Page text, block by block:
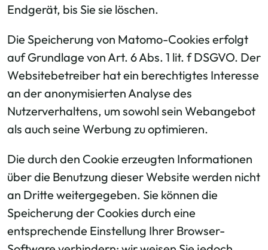
Endgerät, bis Sie sie löschen.
Die Speicherung von Matomo-Cookies erfolgt
auf Grundlage von Art. 6 Abs. 1 lit. f DSGVO. Der
Websitebetreiber hat ein berechtigtes Interesse
an der anonymisierten Analyse des
Nutzerverhaltens, um sowohl sein Webangebot
als auch seine Werbung zu optimieren.
Die durch den Cookie erzeugten Informationen
über die Benutzung dieser Website werden nicht
an Dritte weitergegeben. Sie können die
Speicherung der Cookies durch eine
entsprechende Einstellung Ihrer Browser-